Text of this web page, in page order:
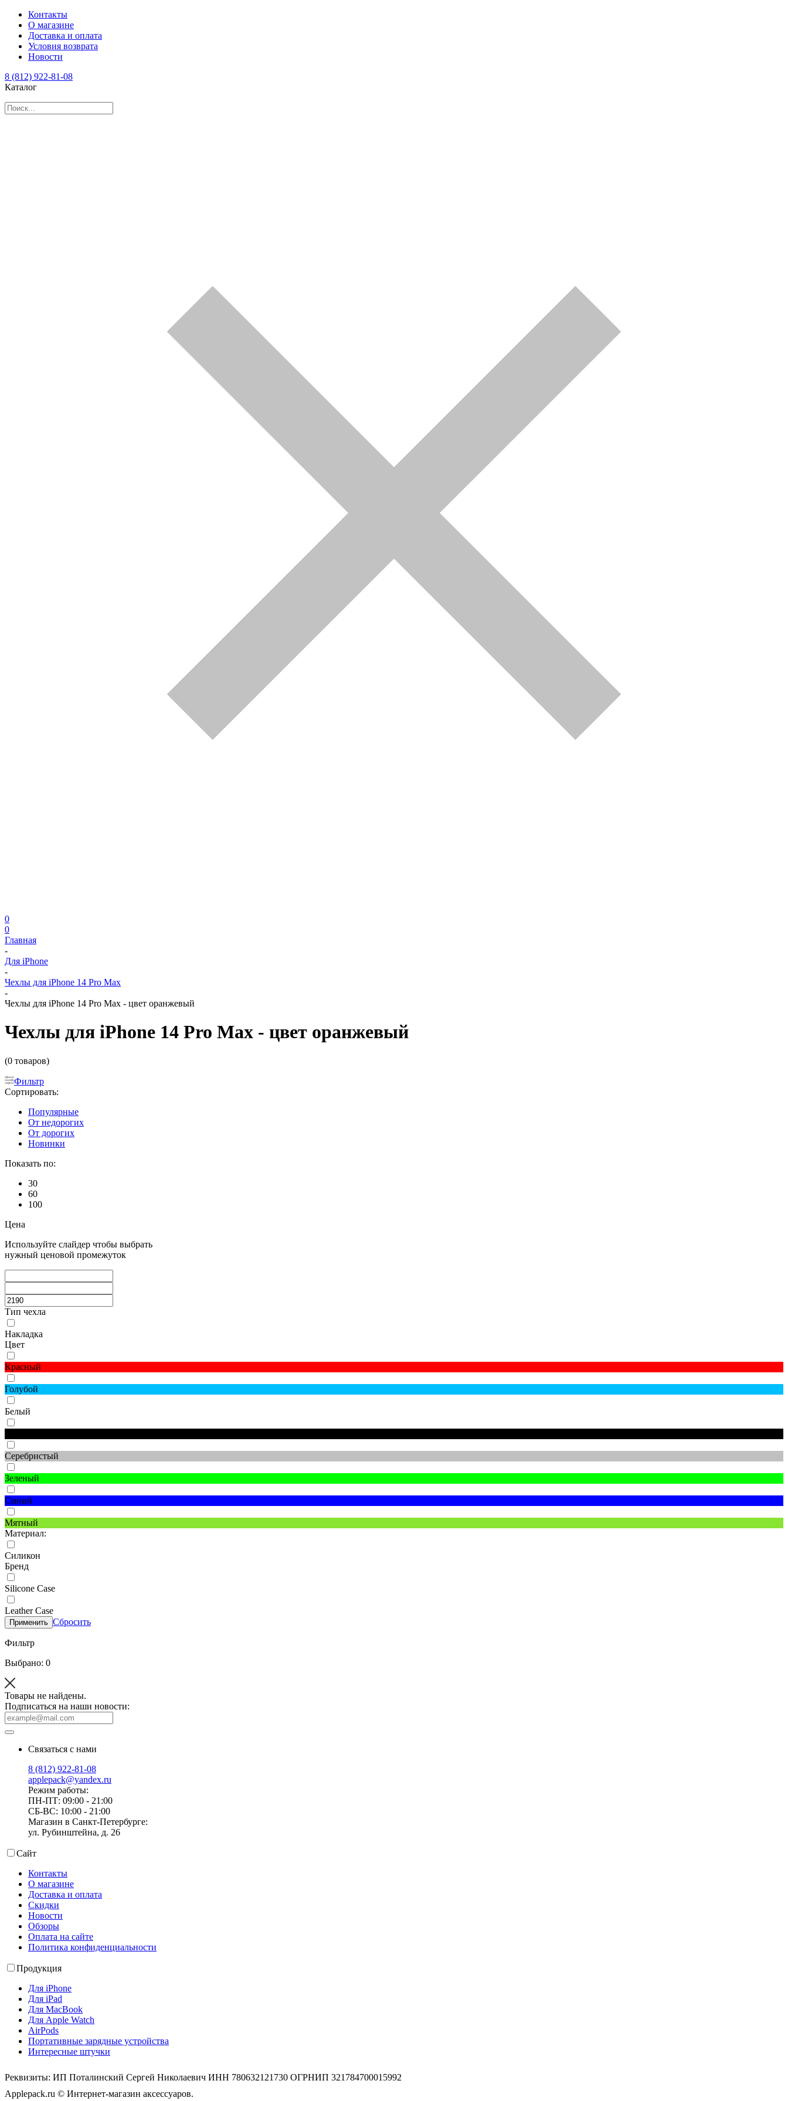
Контакты
О магазине
Доставка и оплата
Условия возврата
Новости
8 (812) 922-81-08
Каталог
0
0
Главная
-
Для iPhone
-
Чехлы для iPhone 14 Pro Max
-
Чехлы для iPhone 14 Pro Max - цвет оранжевый
Чехлы для iPhone 14 Pro Max - цвет оранжевый
(0 товаров)
Фильтр
Сортировать:
Популярные
От недорогих
От дорогих
Новинки
Показать по:
30
60
100
Цена
Используйте слайдер чтобы выбрать
нужный ценовой промежуток
Тип чехла
Накладка
Цвет
Красный
Голубой
Белый
Серебристый
Зеленый
Синий
Мятный
Материал:
Силикон
Бренд
Silicone Case
Leather Case
Применить Сбросить
Фильтр
Выбрано: 0
Товары не найдены.
Подписаться на наши новости:
Связаться с нами
8 (812) 922-81-08
applepack@yandex.ru
Режим работы:
ПН-ПТ: 09:00 - 21:00
СБ-ВС: 10:00 - 21:00
Магазин в Санкт-Петербурге:
ул. Рубинштейна, д. 26
Сайт
Контакты
О магазине
Доставка и оплата
Скидки
Новости
Обзоры
Оплата на сайте
Политика конфиденциальности
Продукция
Для iPhone
Для iPad
Для MacBook
Для Apple Watch
AirPods
Портативные зарядные устройства
Интересные штучки
Реквизиты: ИП Поталинский Сергей Николаевич ИНН 780632121730 ОГРНИП 321784700015992
Applepack.ru © Интернет-магазин аксессуаров.